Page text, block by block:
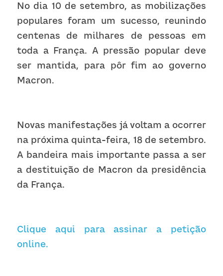
No dia 10 de setembro, as mobilizações
populares foram um sucesso, reunindo
centenas de milhares de pessoas em
toda a França. A pressão popular deve
ser mantida, para pôr fim ao governo
Macron.
Novas manifestações já voltam a ocorrer
na próxima quinta-feira, 18 de setembro.
A bandeira mais importante passa a ser
a destituição de Macron da presidência
da França.
Clique aqui para assinar a petição
online.